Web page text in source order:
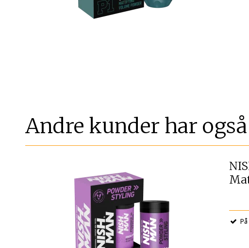
Andre kunder har